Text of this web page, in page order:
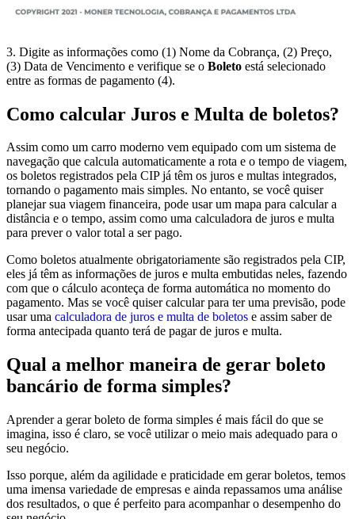
3. Digite as informações como (1) Nome da Cobrança, (2) Preço,
(3) Data de Vencimento e verifique se o Boleto está selecionado
entre as formas de pagamento (4).
Como calcular Juros e Multa de boletos?
Assim como um carro moderno vem equipado com um sistema de
navegação que calcula automaticamente a rota e o tempo de viagem,
os boletos registrados pela CIP já têm os juros e multas integrados,
tornando o pagamento mais simples. No entanto, se você quiser
planejar sua viagem financeira, pode usar um mapa para calcular a
distância e o tempo, assim como uma calculadora de juros e multa
para prever o valor total a ser pago.
Como boletos atualmente obrigatoriamente são registrados pela CIP,
eles já têm as informações de juros e multa embutidas neles, fazendo
com que o cálculo aconteça de forma automática no momento do
pagamento. Mas se você quiser calcular para ter uma previsão, pode
usar uma calculadora de juros e multa de boletos e assim saber de
forma antecipada quanto terá de pagar de juros e multa.
Qual a melhor maneira de gerar boleto
bancário de forma simples?
Aprender a gerar boleto de forma simples é mais fácil do que se
imagina, isso é claro, se você utilizar o meio mais adequado para o
seu negócio.
Isso porque, além da agilidade e praticidade em gerar boletos, temos
uma imensa variedade de empresas e ainda repassamos uma análise
dos resultados, o que é perfeito para acompanhar o desempenho do